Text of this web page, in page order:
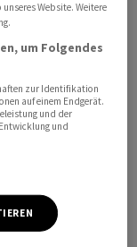
Website. Weitere
um Folgendes
zur Identifikation
auf einem Endgerät.
und der
und